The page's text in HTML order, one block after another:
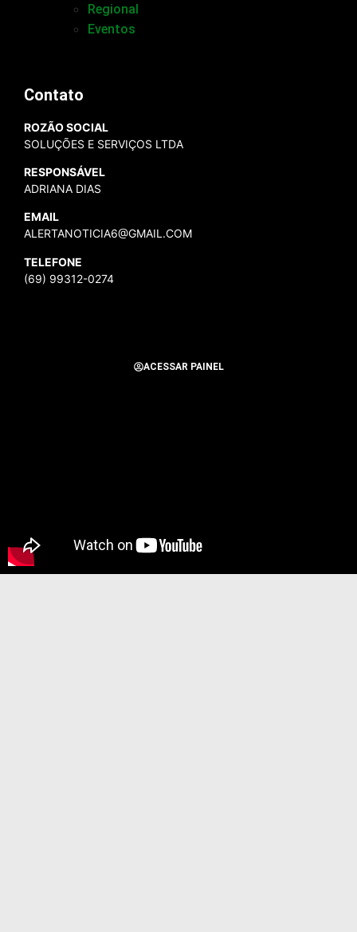
Regional
Eventos
Contato
ROZÃO SOCIAL
SOLUÇÕES E SERVIÇOS LTDA
RESPONSÁVEL
ADRIANA DIAS
EMAIL
ALERTANOTICIA6@GMAIL.COM
TELEFONE
(69) 99312-0274
ACESSAR PAINEL